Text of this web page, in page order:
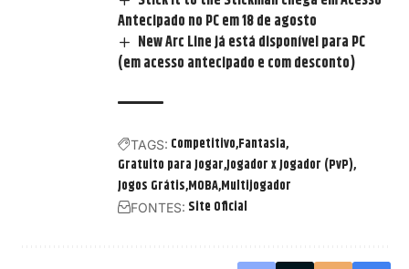
Antecipado no PC em 18 de agosto
New Arc Line já está disponível para PC
(em acesso antecipado e com desconto)
TAGS: Competitivo Fantasia
Gratuito para JogarJogador x Jogador (PvP)
Jogos Grátis MOBAMultijogador
FONTES: Site Oficial